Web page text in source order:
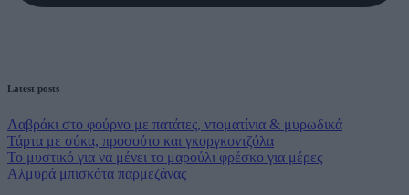
Latest posts
Λαβράκι στο φούρνο με πατάτες, ντοματίνια & μυρωδικά
Τάρτα με σύκα, προσούτο και γκοργκοντζόλα
Το μυστικό για να μένει το μαρούλι φρέσκο για μέρες
Αλμυρά μπισκότα παρμεζάνας